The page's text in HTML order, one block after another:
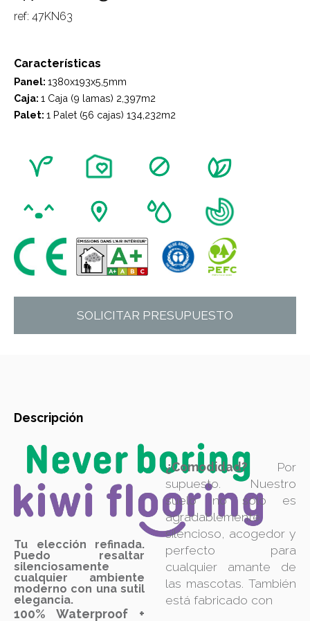
ref: 47KN63
Características
Panel: 1380x193x5,5mm
Caja: 1 Caja (9 lamas) 2,397m2
Palet: 1 Palet (56 cajas) 134,232m2
SOLICITAR PRESUPUESTO
Descripción
Tu elección refinada.
Puedo resaltar
silenciosamente
cualquier ambiente
moderno con una sutil
elegancia.
100% Waterproof +
¿Comodidad? Por
supuesto. Nuestro
suelo no sólo es
agradablemente
silencioso, acogedor y
perfecto para
cualquier amante de
las mascotas. También
está fabricado con